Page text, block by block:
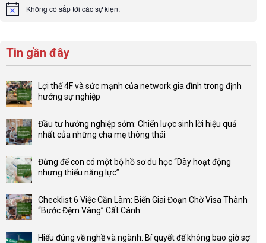
Notice Không có sắp tới các sự kiện.
Tin gần đây
Lợi thế 4F và sức mạnh của network gia đình trong định
hướng sự nghiệp
bình
luận
Lợi
thế
sức
mạnh
network
Đầu tư hướng nghiệp sớm: Chiến lược sinh lời hiệu quả
nhất của những cha mẹ thông thái
bình
luận
Đầu
tư
sớm:
Đừng để con có một bộ hồ sơ du học “Dày hoạt động
nhưng thiếu năng lực”
bình
luận
Đừng
Checklist 6 Việc Cần Làm: Biến Giai Đoạn Chờ Visa Thành
“Bước Đệm Vàng” Cất Cánh
Hiểu đúng về nghề và ngành: Bí quyết để không bao giờ sợ